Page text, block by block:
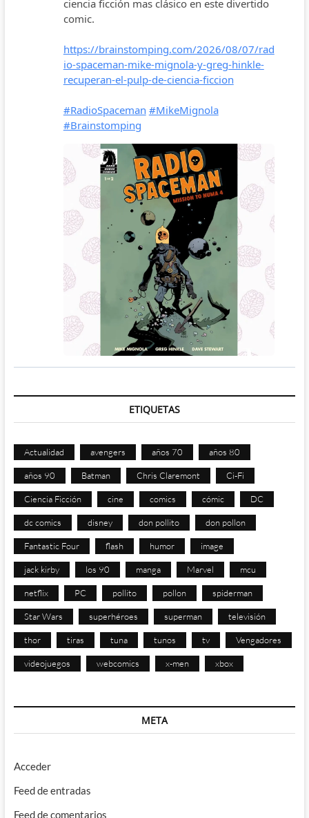
ETIQUETAS
Actualidad avengers años 70 años 80
años 90 Batman Chris Claremont Ci-Fi
Ciencia Ficción cine comics cómic DC
dc comics disney don pollito don pollon
Fantastic Four flash humor image
jack kirby los 90 manga Marvel mcu
netflix PC pollito pollon spiderman
Star Wars superhéroes superman televisión
thor tiras tuna tunos tv Vengadores
videojuegos webcomics x-men xbox
META
Acceder
Feed de entradas
Feed de comentarios